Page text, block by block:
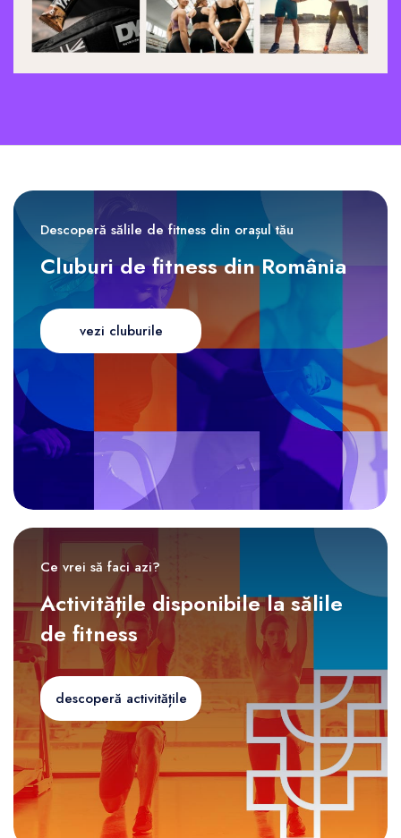
Descoperă sălile de fitness din orașul tău
Cluburi de fitness din România
vezi cluburile
Ce vrei să faci azi?
Activitățile disponibile la sălile
de fitness
descoperă activitățile